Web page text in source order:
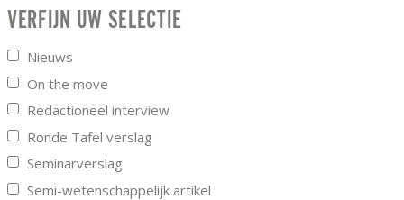
VERFIJN UW SELECTIE
Nieuws
On the move
Redactioneel interview
Ronde Tafel verslag
Seminarverslag
Semi-wetenschappelijk artikel